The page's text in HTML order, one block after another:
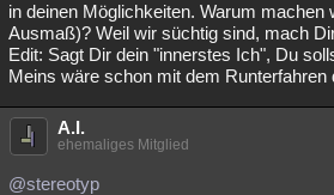
in deinen Möglichkeiten. Warum machen
Ausmaß)? Weil wir süchtig sind, mach
Edit: Sagt Dir dein "innerstes Ich", Du
Meins wäre schon mit dem Runterfahren
A.I.
ehemaliges Mitglied
@stereotyp